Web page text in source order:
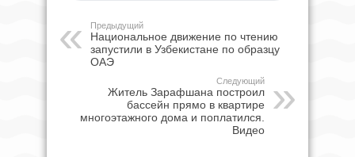
Предыдущий
Национальное движение по чтению
запустили в Узбекистане по образцу
ОАЭ
Следующий
Житель Зарафшана построил
бассейн прямо в квартире
многоэтажного дома и поплатился.
Видео